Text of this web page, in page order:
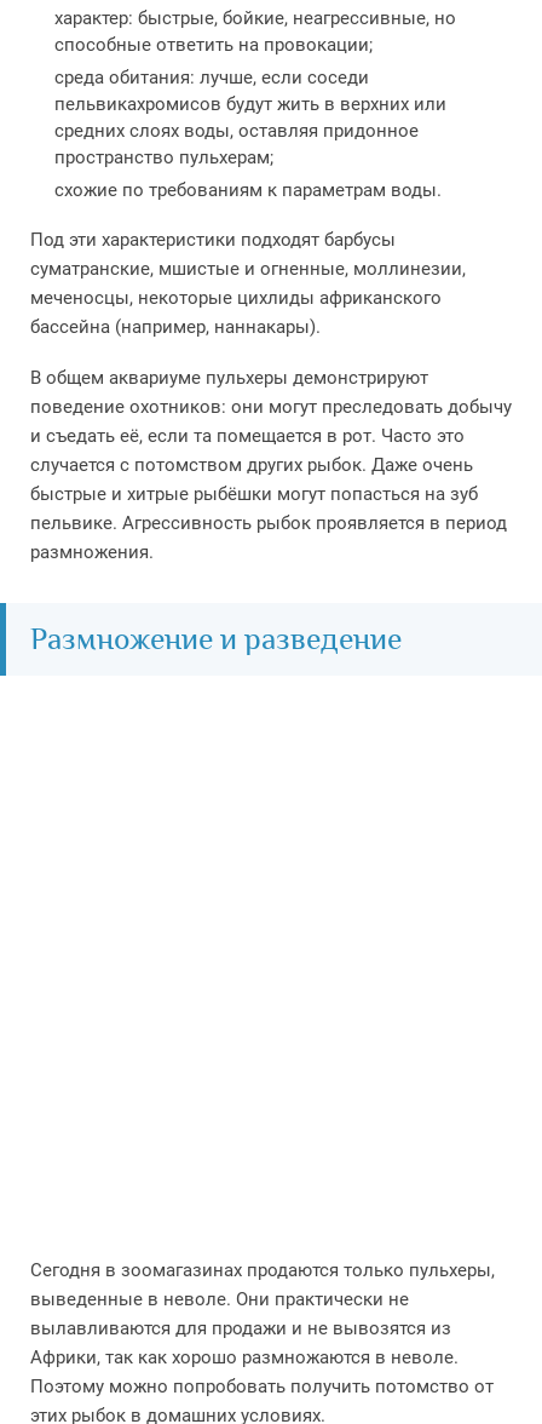
характер: быстрые, бойкие, неагрессивные, но
способные ответить на провокации;
среда обитания: лучше, если соседи
пельвикахромисов будут жить в верхних или
средних слоях воды, оставляя придонное
пространство пульхерам;
схожие по требованиям к параметрам воды.
Под эти характеристики подходят барбусы
суматранские, мшистые и огненные, моллинезии,
меченосцы, некоторые цихлиды африканского
бассейна (например, наннакары).
В общем аквариуме пульхеры демонстрируют
поведение охотников: они могут преследовать добычу
и съедать её, если та помещается в рот. Часто это
случается с потомством других рыбок. Даже очень
быстрые и хитрые рыбёшки могут попасться на зуб
пельвике. Агрессивность рыбок проявляется в период
размножения.
Размножение и разведение
Сегодня в зоомагазинах продаются только пульхеры,
выведенные в неволе. Они практически не
вылавливаются для продажи и не вывозятся из
Африки, так как хорошо размножаются в неволе.
Поэтому можно попробовать получить потомство от
этих рыбок в домашних условиях.